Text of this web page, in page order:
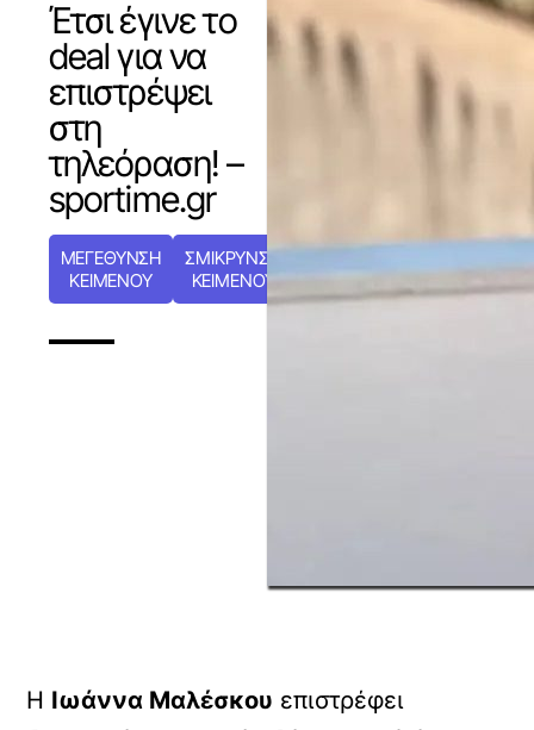
Έτσι έγινε το
deal για να
επιστρέψει
στη
τηλεόραση! –
sportime.gr
ΜΕΓΕΘΥΝΣΗ
ΚΕΙΜΕΝΟΥ
ΣΜΙΚΡΥΝΣΗ
ΚΕΙΜΕΝΟΥ
Η Ιωάννα Μαλέσκου επιστρέφει